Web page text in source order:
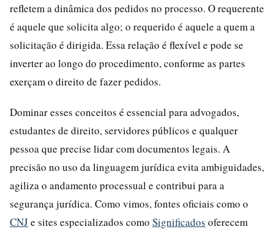
refletem a dinâmica dos pedidos no processo. O requerente
é aquele que solicita algo; o requerido é aquele a quem a
solicitação é dirigida. Essa relação é flexível e pode se
inverter ao longo do procedimento, conforme as partes
exerçam o direito de fazer pedidos.
Dominar esses conceitos é essencial para advogados,
estudantes de direito, servidores públicos e qualquer
pessoa que precise lidar com documentos legais. A
precisão no uso da linguagem jurídica evita ambiguidades,
agiliza o andamento processual e contribui para a
segurança jurídica. Como vimos, fontes oficiais como o
CNJ e sites especializados como Significados oferecem